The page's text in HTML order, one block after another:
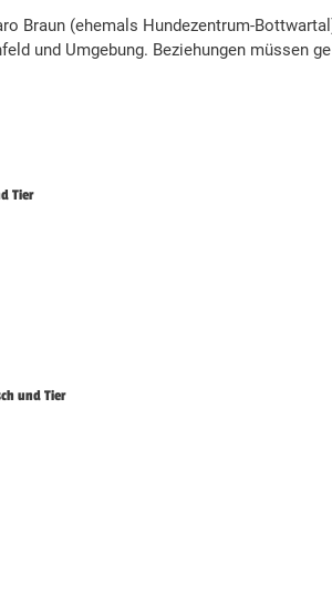
Braun (ehemals Hundezentrum-
und Umgebung. Beziehungen müssen
Tier
und Tier